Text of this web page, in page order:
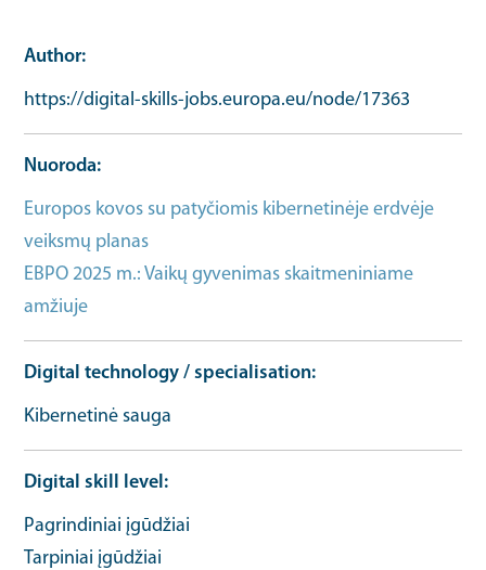
Author
https://digital-skills-jobs.europa.eu/node/17363
Nuoroda
Europos kovos su patyčiomis kibernetinėje erdvėje
veiksmų planas
EBPO 2025 m.: Vaikų gyvenimas skaitmeniniame
amžiuje
Digital technology / specialisation
Kibernetinė sauga
Digital skill level
Pagrindiniai įgūdžiai
Tarpiniai įgūdžiai